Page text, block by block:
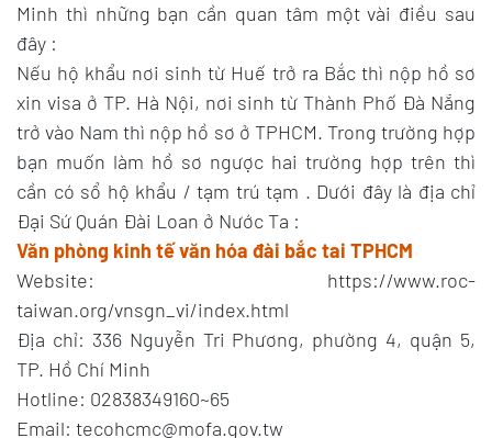
Minh thì những bạn cần quan tâm một vài điều sau
đây :
Nếu hộ khẩu nơi sinh từ Huế trở ra Bắc thì nộp hồ sơ
xin visa ở TP. Hà Nội, nơi sinh từ Thành Phố Đà Nẵng
trở vào Nam thì nộp hồ sơ ở TPHCM. Trong trường hợp
bạn muốn làm hồ sơ ngược hai trường hợp trên thì
cần có sổ hộ khẩu / tạm trú tạm . Dưới đây là địa chỉ
Đại Sứ Quán Đài Loan ở Nước Ta :
Văn phòng kinh tế văn hóa đài bắc tai TPHCM
Website: https://www.roc-
taiwan.org/vnsgn_vi/index.html
Địa chỉ: 336 Nguyễn Tri Phương, phường 4, quận 5,
TP. Hồ Chí Minh
Hotline: 02838349160~65
Email: tecohcmc@mofa.gov.tw